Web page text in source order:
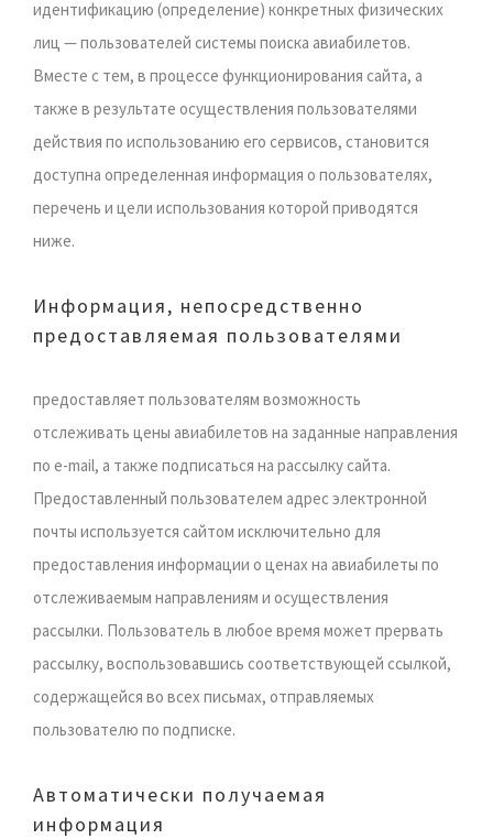
идентификацию (определение) конкретных физических
лиц — пользователей системы поиска авиабилетов.
Вместе с тем, в процессе функционирования сайта, а
также в результате осуществления пользователями
действия по использованию его сервисов, становится
доступна определенная информация о пользователях,
перечень и цели использования которой приводятся
ниже.
Информация, непосредственно
предоставляемая пользователями
предоставляет пользователям возможность
отслеживать цены авиабилетов на заданные направления
по e-mail, а также подписаться на рассылку сайта.
Предоставленный пользователем адрес электронной
почты используется сайтом исключительно для
предоставления информации о ценах на авиабилеты по
отслеживаемым направлениям и осуществления
рассылки. Пользователь в любое время может прервать
рассылку, воспользовавшись соответствующей ссылкой,
содержащейся во всех письмах, отправляемых
пользователю по подписке.
Автоматически получаемая
информация